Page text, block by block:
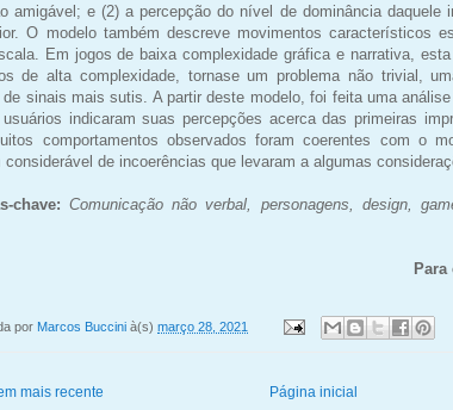
amigável; e (2) a percepção do nível de dominância daquele
O modelo também descreve movimentos característicos
Em jogos de baixa complexidade gráfica e narrativa,
de alta complexidade, tornase um problema não trivial,
sinais mais sutis. A partir deste modelo, foi feita uma análise
indicaram suas percepções acerca das primeiras
comportamentos observados foram coerentes com o
considerável de incoerências que levaram a algumas
chave:Comunicação não verbal, personagens, design,
Para
por Marcos Buccini à(s) março 28, 2021
mais recente Página inicial